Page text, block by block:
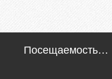
Посещаемость…